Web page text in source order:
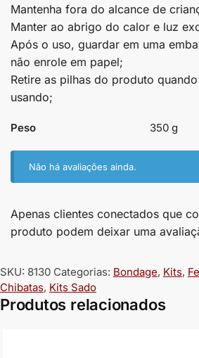
Mantenha fora do alcance de
Manter ao abrigo do calor e luz
Após o uso, guardar em uma
não enrole em papel;
Retire as pilhas do produto
usando;
Peso 350 g
Não há avaliações ainda.
Apenas clientes conectados que
produto podem deixar uma
SKU: 8130 Categorias: Bondage, Kits,
Chibatas, Kits Sado
Produtos relacionados